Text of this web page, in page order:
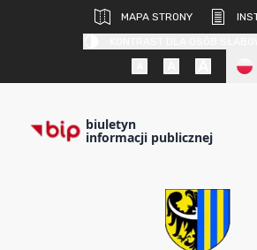
MAPA STRONY
biuletyn
informacji publicznej